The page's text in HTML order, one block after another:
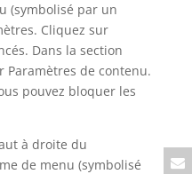
(symbolisé par un
Cliquez sur
Dans la section
de contenu.
pouvez bloquer les
à droite du
de menu (symbolisé